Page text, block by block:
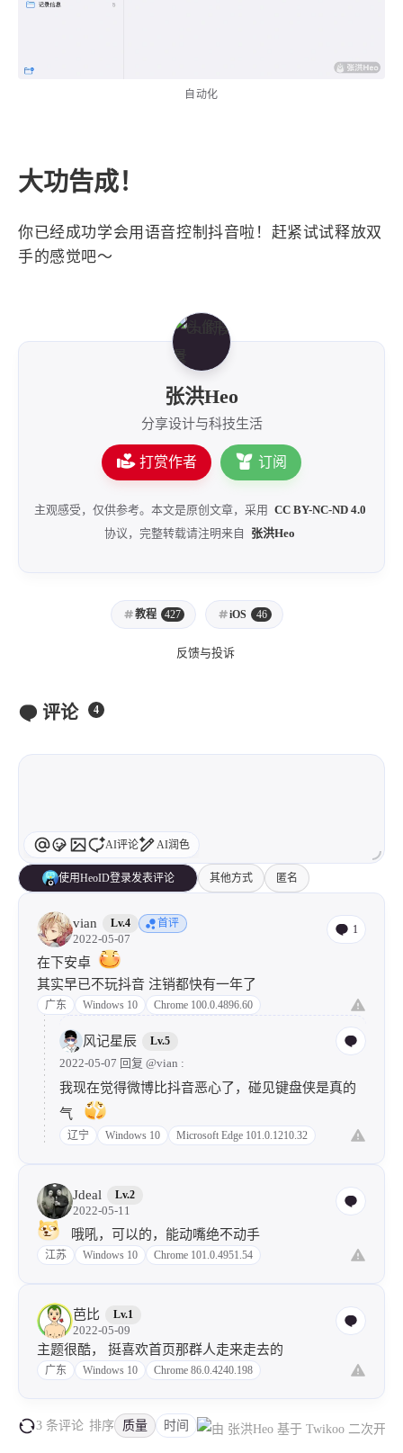
自动化
大功告成！
你已经成功学会用语音控制抖音啦！赶紧试试释放双
手的感觉吧～
张洪Heo
分享设计与科技生活
打赏作者 订阅
主观感受，仅供参考。本文是原创文章，采用 CC BY-NC-ND 4.0
协议，完整转载请注明来自
张洪Heo
教程 427 iOS 46
反馈与投诉
评论 4
AI评论 AI润色
使用HeoID登录发表评论 其他方式 匿名
vian Lv.4 首评
2022-05-07
1
在下安卓
其实早已不玩抖音 注销都快有一年了
广东 Windows 10 Chrome 100.0.4896.60
风记星辰 Lv.5
2022-05-07 回复 @vian :
我现在觉得微博比抖音恶心了，碰见键盘侠是真的
气
辽宁 Windows 10 Microsoft Edge 101.0.1210.32
Jdeal Lv.2
2022-05-11
哦吼，可以的，能动嘴绝不动手
江苏 Windows 10 Chrome 101.0.4951.54
芭比 Lv.1
2022-05-09
主题很酷， 挺喜欢首页那群人走来走去的
广东 Windows 10 Chrome 86.0.4240.198
3 条评论 排序 质量 时间